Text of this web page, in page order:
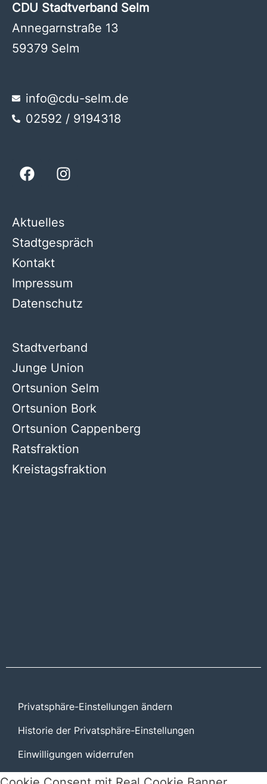
CDU Stadtverband Selm
Annegarnstraße 13
59379 Selm
info@cdu-selm.de
02592 / 9194318
Aktuelles
Stadtgespräch
Kontakt
Impressum
Datenschutz
Stadtverband
Junge Union
Ortsunion Selm
Ortsunion Bork
Ortsunion Cappenberg
Ratsfraktion
Kreistagsfraktion
Privatsphäre-Einstellungen ändern
Historie der Privatsphäre-Einstellungen
Einwilligungen widerrufen